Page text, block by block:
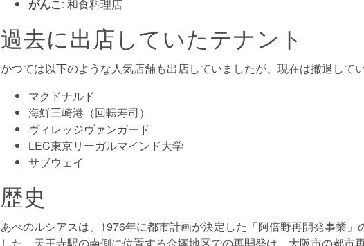
がんこ: 和食料理店
過去に出店していたテナント
かつては以下のような人気店舗も出店していましたが、現在は撤退してい
マクドナルド
海鮮三崎港（回転寿司）
ヴィレッジヴァンガード
LEC東京リーガルマインド大学
サブウェイ
歴史
あべのルシアスは、1976年に都市計画が決定した「阿倍野再開発事業」